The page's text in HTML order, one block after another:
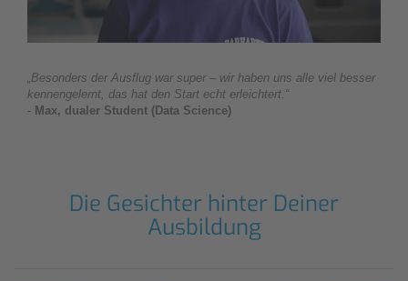
„Besonders der Ausflug war super – wir haben uns alle viel besser
kennengelernt, das hat den Start echt erleichtert.“
- Max, dualer Student (Data Science)
Die Gesichter hinter Deiner
Ausbildung